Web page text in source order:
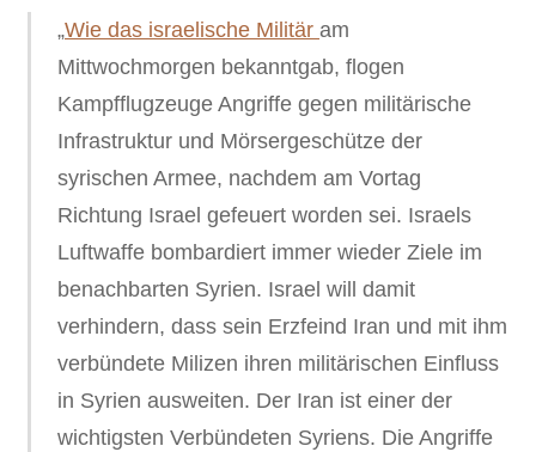
„Wie das israelische Militär am
Mittwochmorgen bekanntgab, flogen
Kampfflugzeuge Angriffe gegen militärische
Infrastruktur und Mörsergeschütze der
syrischen Armee, nachdem am Vortag
Richtung Israel gefeuert worden sei. Israels
Luftwaffe bombardiert immer wieder Ziele im
benachbarten Syrien. Israel will damit
verhindern, dass sein Erzfeind Iran und mit ihm
verbündete Milizen ihren militärischen Einfluss
in Syrien ausweiten. Der Iran ist einer der
wichtigsten Verbündeten Syriens. Die Angriffe